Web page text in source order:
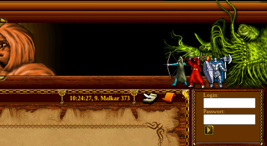
10:24:27, 9. Malkar 373 Login:
Passwort: